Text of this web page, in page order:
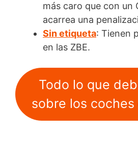
más caro que con un
acarrea una
Sin etiqueta: Tienen
en las ZBE.
Todo lo que
sobre los